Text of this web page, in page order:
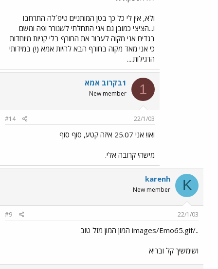
ולא, אין לי כל כך בטן המותניים טיפ´לה התרחבו
ו...הציצי כמובן גם אני התחלתי לשנורר ופה ומשם
בגדים אני מקוה לעבור את החורף בלי קניות מיוחדות
כי אני מאד מקוה בחורף הבא להיות אמא (!) במידותי
הרגילות....
1 1בקרוב אמא
New member
22/1/03
#14
ואו! אני 25.07 איזה קטע, סוף סוף
מישהי קרובה אלי.
K
karenh
New member
22/1/03
#9
../images/Emo65.gif המון המון מזל טוב
ושימשיך קל ובריא